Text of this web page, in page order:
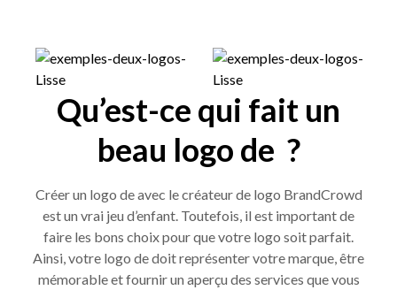
Qu’est-ce qui fait un
beau logo de ?
Créer un logo de avec le créateur de logo BrandCrowd
est un vrai jeu d’enfant. Toutefois, il est important de
faire les bons choix pour que votre logo soit parfait.
Ainsi, votre logo de doit représenter votre marque, être
mémorable et fournir un aperçu des services que vous